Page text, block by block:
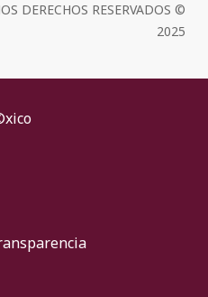
DERECHOS RESERVADOS ©
2025